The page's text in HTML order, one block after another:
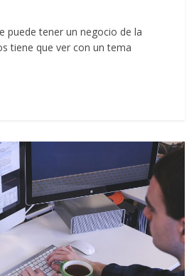
puede tener un negocio de la
tiene que ver con un tema